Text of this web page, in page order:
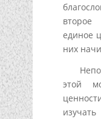
единое
них
этой